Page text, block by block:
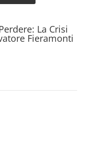
La Crisi
Fieramonti